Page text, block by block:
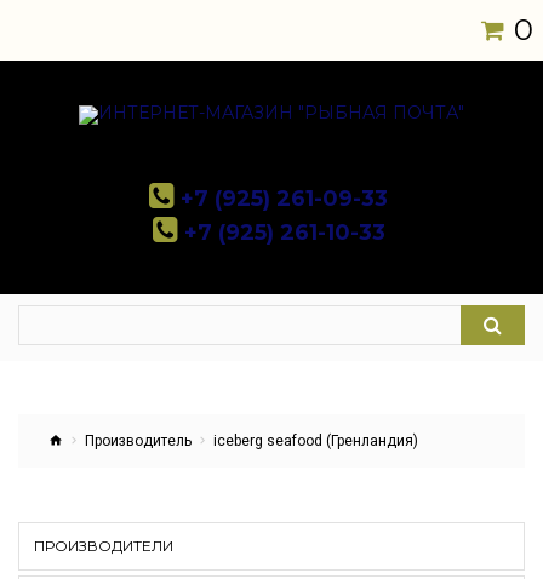
0
+7 (925) 261-09-33
+7 (925) 261-10-33
Производитель iceberg seafood (Гренландия)
ПРОИЗВОДИТЕЛИ